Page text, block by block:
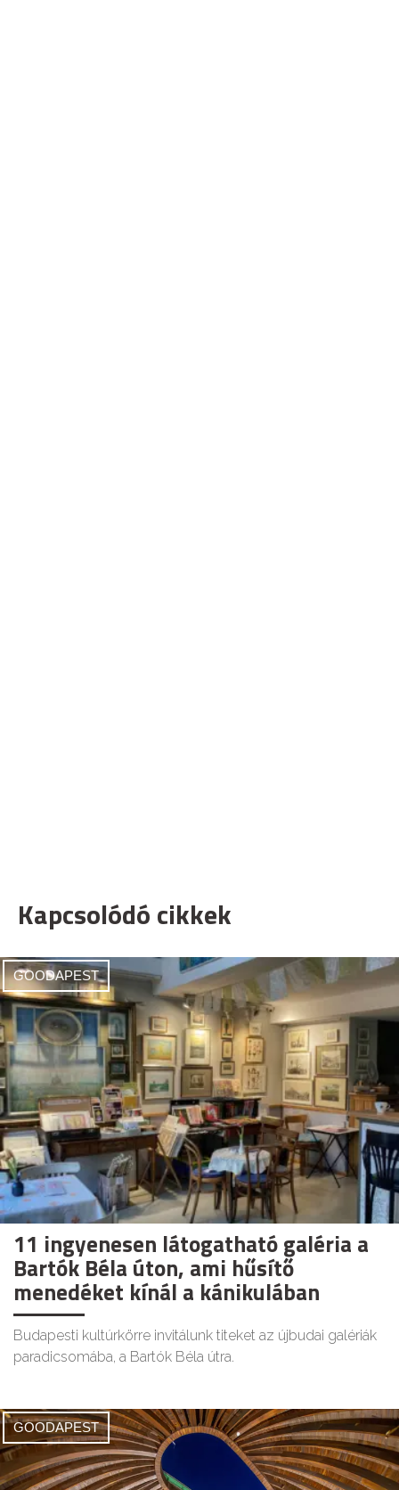
Kapcsolódó cikkek
GOODAPEST
11 ingyenesen látogatható galéria a
Bartók Béla úton, ami hűsítő
menedéket kínál a kánikulában
Budapesti kultúrkörre invitálunk titeket az újbudai galériák
paradicsomába, a Bartók Béla útra.
GOODAPEST